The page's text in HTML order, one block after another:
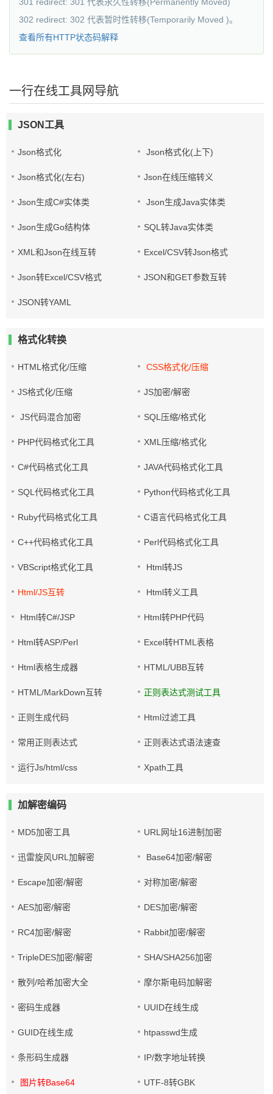
302 redirect: 302 代表暂时性转移(Temporarily Moved )。
查看所有HTTP状态码解释
一行在线工具网导航
JSON工具
Json格式化 Json格式化(上下)
Json格式化(左右) Json在线压缩转义
Json生成C#实体类 Json生成Java实体类
Json生成Go结构体 SQL转Java实体类
XML和Json在线互转 Excel/CSV转Json格式
Json转Excel/CSV格式 JSON和GET参数互转
JSON转YAML
格式化转换
HTML格式化/压缩 CSS格式化/压缩
JS格式化/压缩 JS加密/解密
JS代码混合加密 SQL压缩/格式化
PHP代码格式化工具 XML压缩/格式化
C#代码格式化工具 JAVA代码格式化工具
SQL代码格式化工具 Python代码格式化工具
Ruby代码格式化工具 C语言代码格式化工具
C++代码格式化工具 Perl代码格式化工具
VBScript格式化工具 Html转JS
Html/JS互转 Html转义工具
Html转C#/JSP Html转PHP代码
Html转ASP/Perl Excel转HTML表格
Html表格生成器 HTML/UBB互转
HTML/MarkDown互转 正则表达式测试工具
正则生成代码 Html过滤工具
常用正则表达式 正则表达式语法速查
运行Js/html/css Xpath工具
加解密编码
MD5加密工具 URL网址16进制加密
迅雷旋风URL加解密 Base64加密/解密
Escape加密/解密 对称加密/解密
AES加密/解密 DES加密/解密
RC4加密/解密 Rabbit加密/解密
TripleDES加密/解密 SHA/SHA256加密
散列/哈希加密大全 摩尔斯电码加解密
密码生成器 UUID在线生成
GUID在线生成 htpasswd生成
条形码生成器 IP/数字地址转换
图片转Base64 UTF-8转GBK